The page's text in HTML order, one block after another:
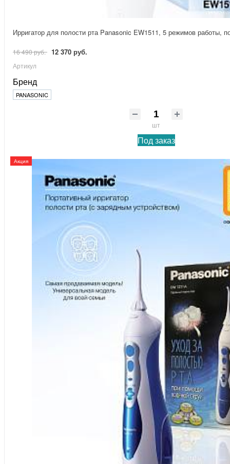
Ирригатор для полости рта Panasonic EW1511, 5 режимов работы,
16 490 руб. 12 370 руб.
Артикул
Бренд
PANASONIC
шт
Под заказ
Акция